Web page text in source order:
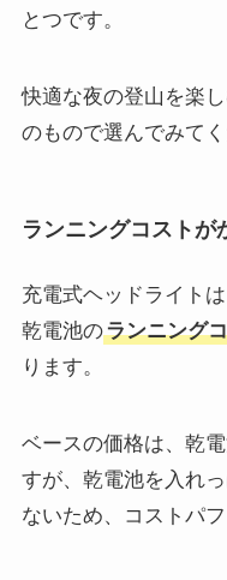
とつです。
快適な夜の登山を楽
のもので選んでみてく
ランニングコストが
充電式ヘッドライト
乾電池のランニング
ります。
ベースの価格は、乾
すが、乾電池を入れ
ないため、コストパ